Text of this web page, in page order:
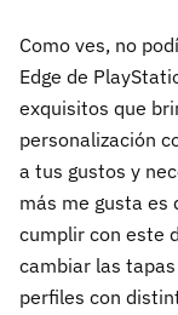
Como ves, no
Edge de
exquisitos que
personalización
a tus gustos y
más me gusta
cumplir con este
cambiar las
perfiles con